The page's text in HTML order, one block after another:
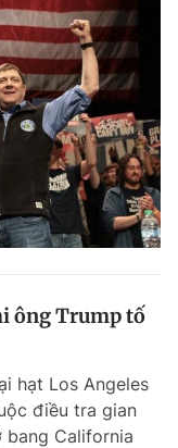
ông Trump tố
hạt Los Angeles
điều tra gian
bang California